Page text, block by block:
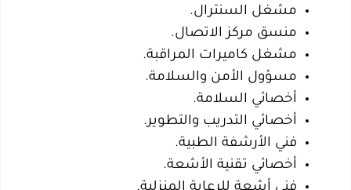
مشغل السنترال.
منسق مركز الاتصال.
مشغل كاميرات المراقبة.
مسؤول الأمن والسلامة.
أخصائي السلامة.
أخصائي التدريب والتطوير.
فني الأرشفة الطبية.
أخصائي تقنية الأشعة.